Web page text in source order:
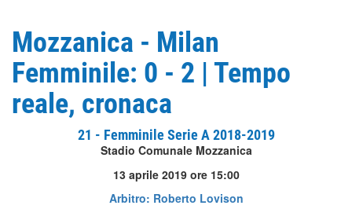
Mozzanica - Milan
Femminile: 0 - 2 | Tempo
reale, cronaca
21 - Femminile Serie A 2018-2019
Stadio Comunale Mozzanica
13 aprile 2019 ore 15:00
Arbitro: Roberto Lovison